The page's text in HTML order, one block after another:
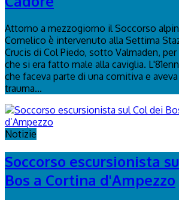
Attorno a mezzogiorno il Soccorso
Comelico è intervenuto alla Settima
Crucis di Col Piedo, sotto Valmaden,
che si era fatto male alla caviglia.
che faceva parte di una comitiva e
trauma...
Notizie
Soccorso escursionista
Bos a Cortina d'Ampezzo